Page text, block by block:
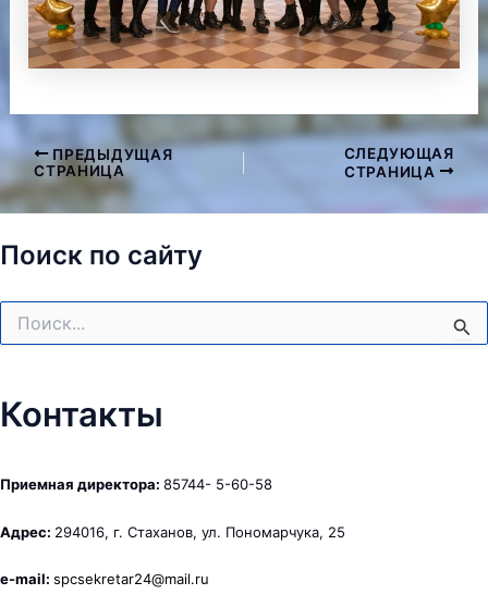
Навигация
по
записям
ПРЕДЫДУЩАЯ
СТРАНИЦА
СЛЕДУЮЩАЯ
СТРАНИЦА
Поиск по сайту
Контакты
Приемная директора: 85744- 5-60-58
Адрес: 294016, г. Стаханов, ул. Пономарчука, 25
e-mail: spcsekretar24@mail.ru